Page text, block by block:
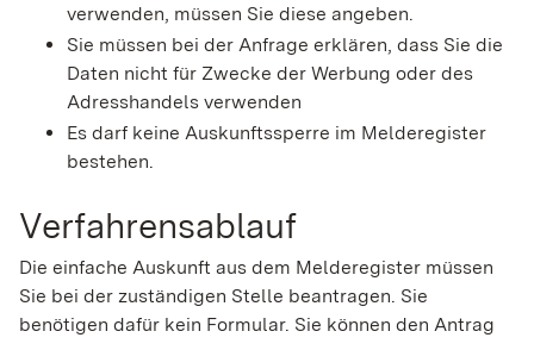
verwenden, müssen Sie diese angeben.
Sie müssen bei der Anfrage erklären, dass Sie die
Daten nicht für Zwecke der Werbung oder des
Adresshandels verwenden
Es darf keine Auskunftssperre im Melderegister
bestehen.
Verfahrensablauf
Die einfache Auskunft aus dem Melderegister müssen
Sie bei der zuständigen Stelle beantragen. Sie
benötigen dafür kein Formular. Sie können den Antrag